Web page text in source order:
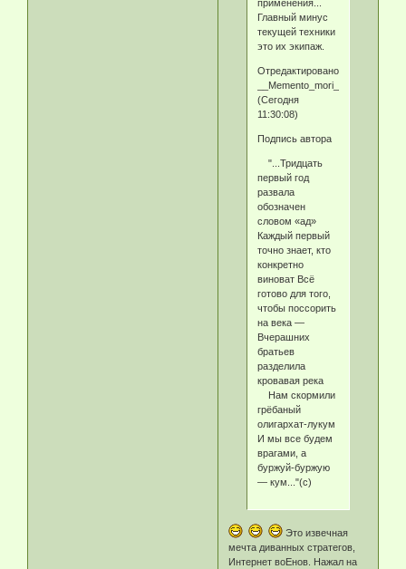
применения...
Главный минус
текущей техники
это их экипаж.
Отредактировано
__Memento_mori__
(Сегодня
11:30:08)
Подпись автора
"...Тридцать
первый год
развала
обозначен
словом «ад»
Каждый первый
точно знает, кто
конкретно
виноват Всё
готово для того,
чтобы поссорить
на века —
Вчерашних
братьев
разделила
кровавая река
Нам скормили
грёбаный
олигархат-лукум
И мы все будем
врагами, а
буржуй-буржую
— кум..."(с)
Это извечная
мечта диванных стратегов,
Интернет воЕнов. Нажал на